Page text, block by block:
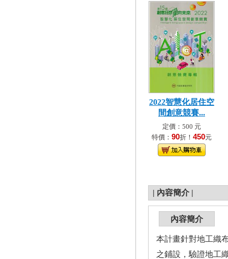
2022智慧化居住空
間創意競賽...
定價：500 元
特價： 90折！ 450元
| 內容簡介 |
內容簡介
本計畫針對地工織
之鋪設，驗證地工